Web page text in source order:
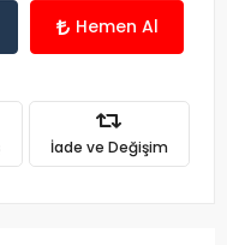
Hemen Al
İade ve Değişim